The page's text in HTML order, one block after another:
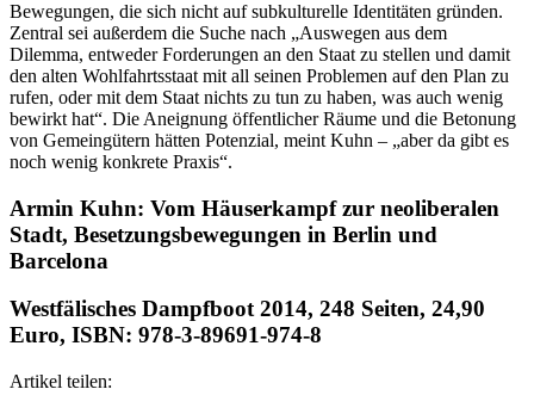
Bewegungen, die sich nicht auf subkulturelle Identitäten gründen.
Zentral sei außerdem die Suche nach „Auswegen aus dem
Dilemma, entweder Forderungen an den Staat zu stellen und damit
den alten Wohlfahrtsstaat mit all seinen Problemen auf den Plan zu
rufen, oder mit dem Staat nichts zu tun zu haben, was auch wenig
bewirkt hat“. Die Aneignung öffentlicher Räume und die Betonung
von Gemeingütern hätten Potenzial, meint Kuhn – „aber da gibt es
noch wenig konkrete Praxis“.
Armin Kuhn: Vom Häuserkampf zur neoliberalen
Stadt, Besetzungsbewegungen in Berlin und
Barcelona
Westfälisches Dampfboot 2014, 248 Seiten, 24,90
Euro, ISBN: 978-3-89691-974-8
Artikel teilen: